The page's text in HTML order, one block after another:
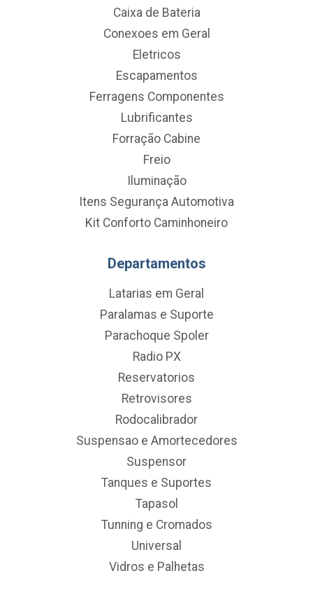
Caixa de Bateria
Conexoes em Geral
Eletricos
Escapamentos
Ferragens Componentes
Lubrificantes
Forração Cabine
Freio
Iluminação
Itens Segurança Automotiva
Kit Conforto Caminhoneiro
Departamentos
Latarias em Geral
Paralamas e Suporte
Parachoque Spoler
Radio PX
Reservatorios
Retrovisores
Rodocalibrador
Suspensao e Amortecedores
Suspensor
Tanques e Suportes
Tapasol
Tunning e Cromados
Universal
Vidros e Palhetas